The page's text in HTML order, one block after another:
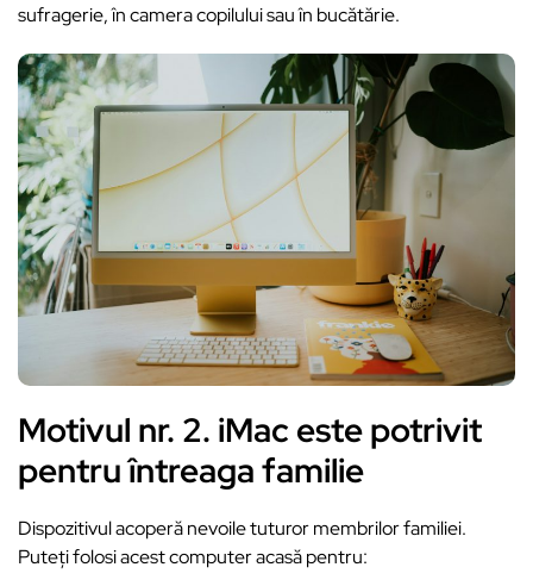
sufragerie, în camera copilului sau în bucătărie.
Motivul nr. 2. iMac este potrivit
pentru întreaga familie
Dispozitivul acoperă nevoile tuturor membrilor familiei.
Puteți folosi acest computer acasă pentru: